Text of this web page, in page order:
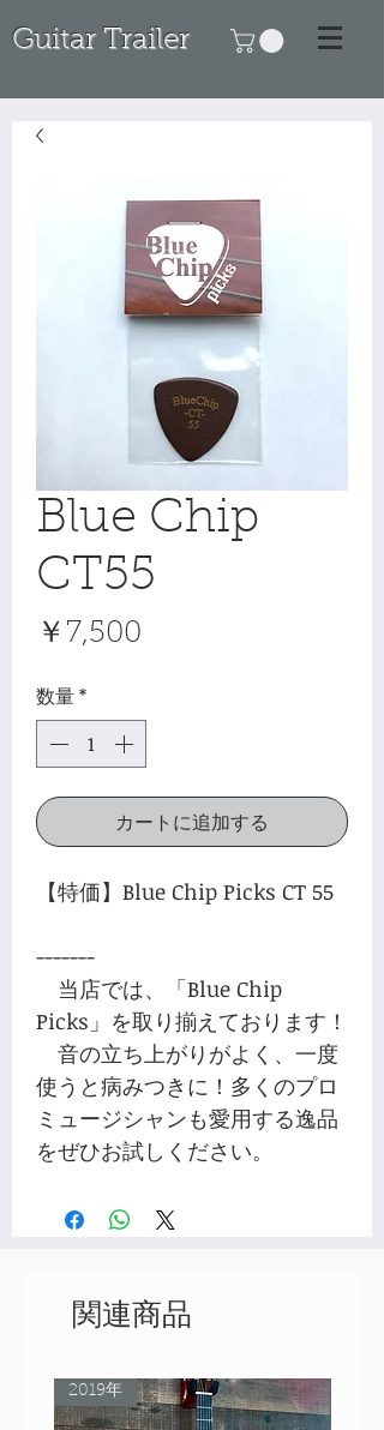
Guitar Trailer
Blue Chip
CT55
￥7,500
数量*
カートに追加する
【特価】Blue Chip Picks CT 55
-------
当店では、「Blue Chip
Picks」を取り揃えております！
音の立ち上がりがよく、一度
使うと病みつきに！多くのプロ
ミュージシャンも愛用する逸品
をぜひお試しください。
関連商品
2019年